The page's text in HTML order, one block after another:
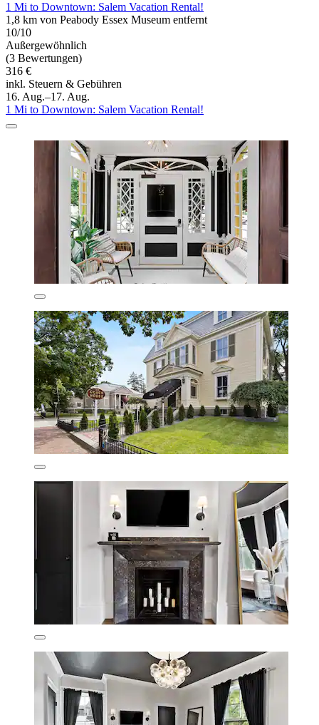
1 Mi to Downtown: Salem Vacation Rental!
1,8 km von Peabody Essex Museum entfernt
10/10
Außergewöhnlich
(3 Bewertungen)
316 €
inkl. Steuern & Gebühren
16. Aug.–17. Aug.
1 Mi to Downtown: Salem Vacation Rental!